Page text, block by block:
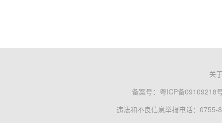
关
备案号： 粤ICP备09109218
违法和不良信息举报电话：0755-